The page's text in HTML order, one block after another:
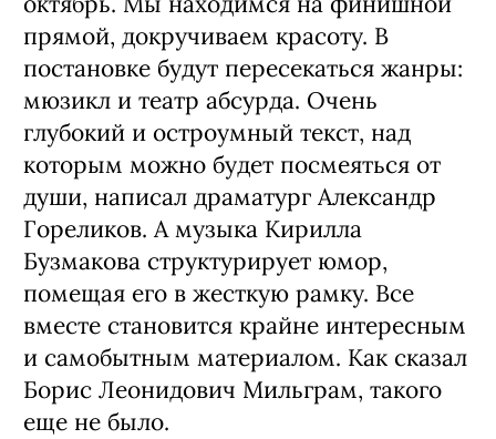
прямой, докручиваем красоту. В
постановке будут пересекаться жанры:
мюзикл и театр абсурда. Очень
глубокий и остроумный текст, над
которым можно будет посмеяться от
души, написал драматург Александр
Гореликов. А музыка Кирилла
Бузмакова структурирует юмор,
помещая его в жесткую рамку. Все
вместе становится крайне интересным
и самобытным материалом. Как сказал
Борис Леонидович Мильграм, такого
еще не было.